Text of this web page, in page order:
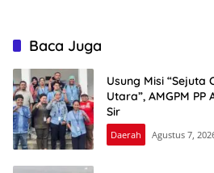
Baca Juga
Usung Misi “Sejuta
Utara”, AMGPM
Sir
Daerah Agustus 7,